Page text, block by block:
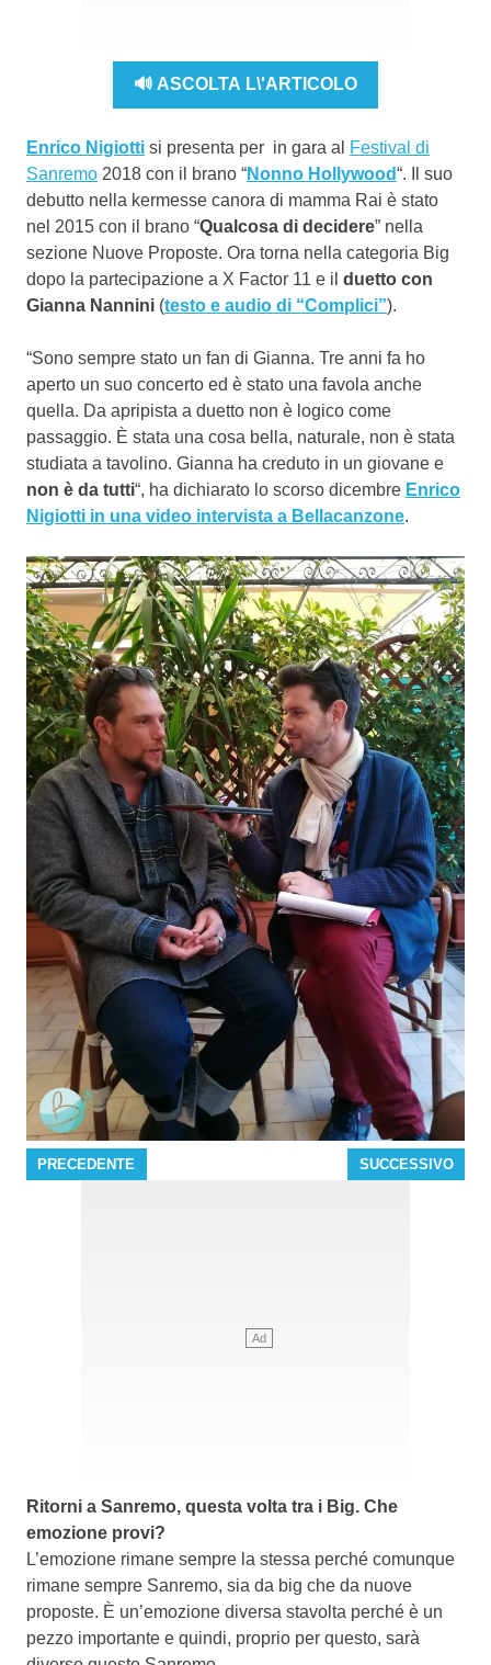
🔊 ASCOLTA L\'ARTICOLO
Enrico Nigiotti si presenta per in gara al
Festival di
Sanremo 2018 con il brano “Nonno Hollywood“. Il suo
debutto nella kermesse canora di mamma Rai è stato
nel 2015 con il brano “Qualcosa di decidere” nella
sezione Nuove Proposte. Ora torna nella categoria Big
dopo la partecipazione a X Factor 11 e il duetto con
Gianna Nannini (testo e audio di “Complici”).
“Sono sempre stato un fan di Gianna. Tre anni fa ho
aperto un suo concerto ed è stato una favola anche
quella. Da apripista a duetto non è logico come
passaggio. È stata una cosa bella, naturale, non è stata
studiata a tavolino. Gianna ha creduto in un giovane e
non è da tutti“, ha dichiarato lo scorso dicembre Enrico
Nigiotti in una video intervista a Bellacanzone.
PRECEDENTE SUCCESSIVO
Ritorni a Sanremo, questa volta tra i Big. Che
emozione provi?
L’emozione rimane sempre la stessa perché comunque
rimane sempre Sanremo, sia da big che da nuove
proposte. È un’emozione diversa stavolta perché è un
pezzo importante e quindi, proprio per questo, sarà